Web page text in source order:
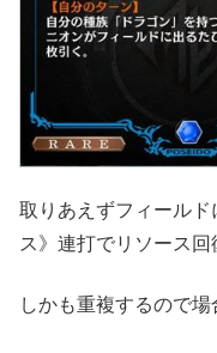
取りあえずフィール
ス》連打でリソース回
しかも重複するので場